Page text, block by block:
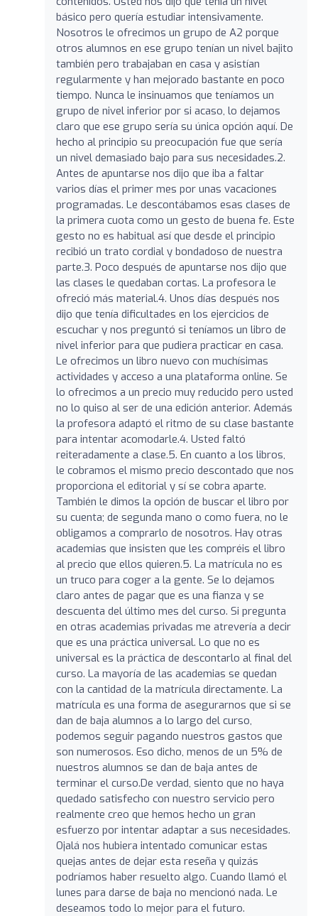
básico pero quería estudiar intensivamente.
Nosotros le ofrecimos un grupo de A2 porque
otros alumnos en ese grupo tenían un nivel bajito
también pero trabajaban en casa y asistían
regularmente y han mejorado bastante en poco
tiempo. Nunca le insinuamos que teníamos un
grupo de nivel inferior por si acaso, lo dejamos
claro que ese grupo sería su única opción aquí. De
hecho al principio su preocupación fue que sería
un nivel demasiado bajo para sus necesidades.2.
Antes de apuntarse nos dijo que iba a faltar
varios días el primer mes por unas vacaciones
programadas. Le descontábamos esas clases de
la primera cuota como un gesto de buena fe. Este
gesto no es habitual así que desde el principio
recibió un trato cordial y bondadoso de nuestra
parte.3. Poco después de apuntarse nos dijo que
las clases le quedaban cortas. La profesora le
ofreció más material.4. Unos días después nos
dijo que tenía dificultades en los ejercicios de
escuchar y nos preguntó si teníamos un libro de
nivel inferior para que pudiera practicar en casa.
Le ofrecimos un libro nuevo con muchísimas
actividades y acceso a una plataforma online. Se
lo ofrecimos a un precio muy reducido pero usted
no lo quiso al ser de una edición anterior. Además
la profesora adaptó el ritmo de su clase bastante
para intentar acomodarle.4. Usted faltó
reiteradamente a clase.5. En cuanto a los libros,
le cobramos el mismo precio descontado que nos
proporciona el editorial y sí se cobra aparte.
También le dimos la opción de buscar el libro por
su cuenta; de segunda mano o como fuera, no le
obligamos a comprarlo de nosotros. Hay otras
academias que insisten que les compréis el libro
al precio que ellos quieren.5. La matrícula no es
un truco para coger a la gente. Se lo dejamos
claro antes de pagar que es una fianza y se
descuenta del último mes del curso. Si pregunta
en otras academias privadas me atrevería a decir
que es una práctica universal. Lo que no es
universal es la práctica de descontarlo al final del
curso. La mayoría de las academias se quedan
con la cantidad de la matrícula directamente. La
matrícula es una forma de asegurarnos que si se
dan de baja alumnos a lo largo del curso,
podemos seguir pagando nuestros gastos que
son numerosos. Eso dicho, menos de un 5% de
nuestros alumnos se dan de baja antes de
terminar el curso.De verdad, siento que no haya
quedado satisfecho con nuestro servicio pero
realmente creo que hemos hecho un gran
esfuerzo por intentar adaptar a sus necesidades.
Ojalá nos hubiera intentado comunicar estas
quejas antes de dejar esta reseña y quizás
podríamos haber resuelto algo. Cuando llamó el
lunes para darse de baja no mencionó nada. Le
deseamos todo lo mejor para el futuro.